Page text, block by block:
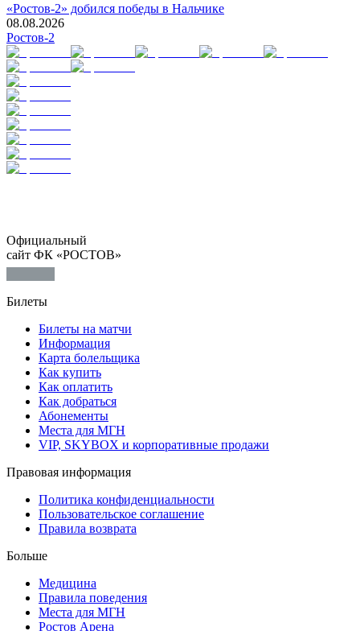
«Ростов-2» добился победы в Нальчике
08.08.2026
Ростов-2
Официальный
сайт ФК «РОСТОВ»
Билеты
Билеты на матчи
Информация
Карта болельщика
Как купить
Как оплатить
Как добраться
Абонементы
Места для МГН
VIP, SKYBOX и корпоративные продажи
Правовая информация
Политика конфиденциальности
Пользовательское соглашение
Правила возврата
Больше
Медицина
Правила поведения
Места для МГН
Ростов Арена